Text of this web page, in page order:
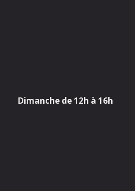
Dimanche de 12h à 16h